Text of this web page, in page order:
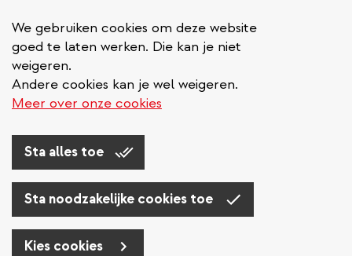
We gebruiken cookies om deze website
goed te laten werken. Die kan je niet
weigeren.
Andere cookies kan je wel weigeren.
Meer over onze cookies
Sta alles toe
Sta noodzakelijke cookies toe
Kies cookies